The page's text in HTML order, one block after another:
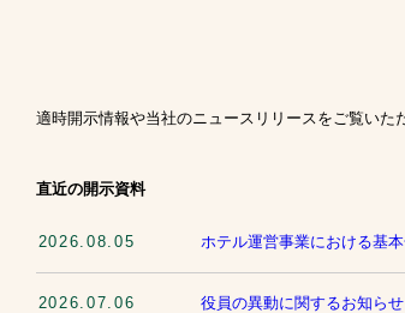
適時開示情報や当社のニュースリリースをご覧いた
直近の開示資料
2026.08.05 ホテル運営事業における基
2026.07.06 役員の異動に関するお知らせ